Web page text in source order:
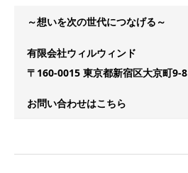
～想いを次の世代につなげる～
有限会社ウィルウィンド
〒160-0015 東京都新宿区大京町9-8
お問い合わせはこちら